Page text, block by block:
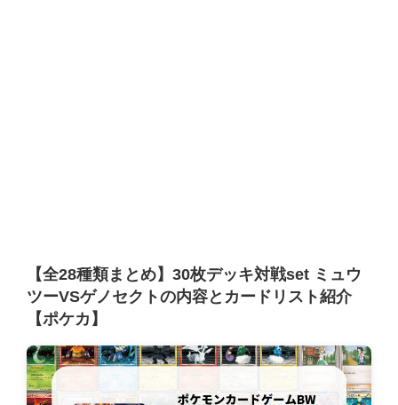
【全28種類まとめ】30枚デッキ対戦set ミュウ
ツーVSゲノセクトの内容とカードリスト紹介
【ポケカ】